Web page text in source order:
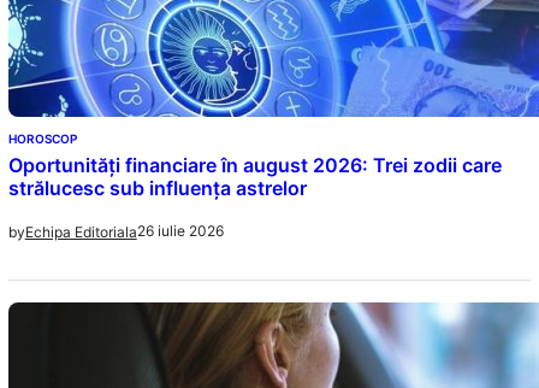
HOROSCOP
Oportunități financiare în august 2026: Trei zodii care
strălucesc sub influența astrelor
byEchipa Editoriala26 iulie 2026